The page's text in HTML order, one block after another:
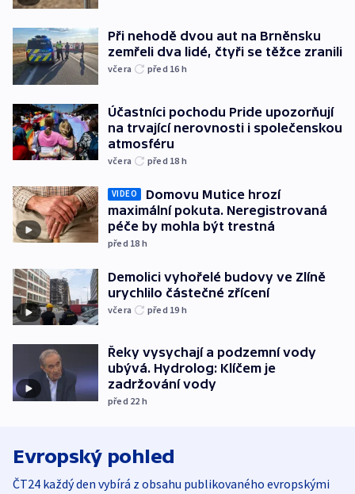
Při nehodě dvou aut na Brněnsku
zemřeli dva lidé, čtyři se těžce zranili
včera před 16 h
Účastníci pochodu Pride upozorňují
na trvající nerovnosti i společenskou
atmosféru
včera před 18 h
VIDEO
Domovu Mutice hrozí
maximální pokuta. Neregistrovaná
péče by mohla být trestná
před 18 h
Demolici vyhořelé budovy ve Zlíně
urychlilo částečné zřícení
včera před 19 h
Řeky vysychají a podzemní vody
ubývá. Hydrolog: Klíčem je
zadržování vody
před 22 h
Evropský pohled
ČT24 každý den vybírá z obsahu publikovaného evropskými